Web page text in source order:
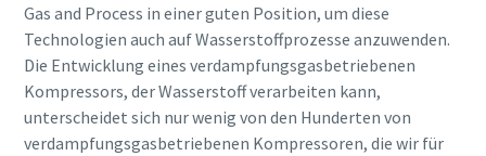
Gas and Process in einer guten Position, um diese
Technologien auch auf Wasserstoffprozesse anzuwenden.
Die Entwicklung eines verdampfungsgasbetriebenen
Kompressors, der Wasserstoff verarbeiten kann,
unterscheidet sich nur wenig von den Hunderten von
verdampfungsgasbetriebenen Kompressoren, die wir für
Anforderungstyp
Beliebige Frage oder Anforderung